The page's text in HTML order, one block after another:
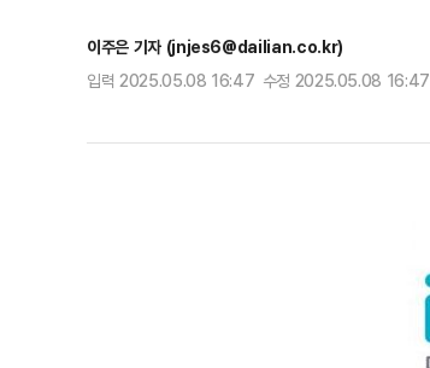
이주은 기자 (jnjes6@dailian.co.kr)
입력 2025.05.08 16:47 수정 2025.05.08 16:47